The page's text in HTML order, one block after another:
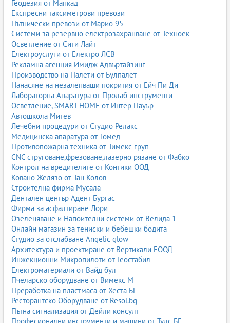
Геодезия от Мапкад
Експресни таксиметрови превози
Пътнически превози от Марио 95
Системи за резервно електрозахранване от Техноек
Осветление от Сити Лайт
Електроуслуги от Електро ЛСВ
Рекламна агенция Имидж Адвъртайзинг
Производство на Палети от Булпалет
Нанасяне на незалепващи покрития от Ейч Пи Ди
Лабораторна Апаратура от Пролаб инструменти
Осветление, SMART HOME от Интер Пауър
Автошкола Митев
Лечебни процедури от Студио Релакс
Медицинска апаратура от Томед
Противопожарна техника от Тимекс груп
CNC струговане,фрезоване,лазерно рязане от Фабко
Контрол на вредителите от Контики ООД
Ковано Желязо от Тан Колов
Строителна фирма Мусала
Дентален център Адент Бургас
Фирма за асфалтиране Лори
Озеленяване и Напоителни системи от Велида 1
Онлайн магазин за тениски и бебешки бодита
Студио за отслабване Angelic glow
Архитектура и проектиране от Вертикали ЕООД
Инжекционни Микропилоти от Геостабил
Електроматериали от Вайд бул
Пчеларско оборудване от Вимекс М
Преработка на пластмаса от Хеста БГ
Ресторантско Оборудване от Resol.bg
Пътна сигнализация от Дейли консулт